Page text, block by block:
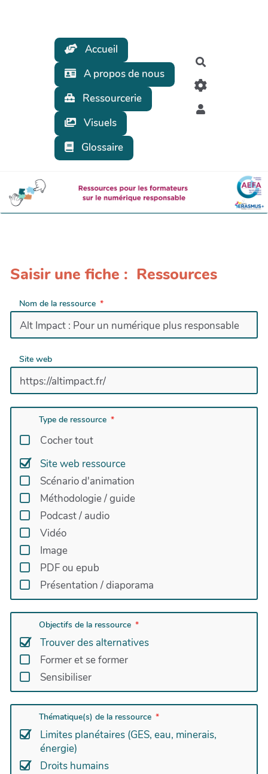
Accueil
A propos de nous
Ressourcerie
Visuels
Glossaire
Saisir une fiche : Ressources
Nom de la ressource
Site web
Type de ressource
Cocher tout
Site web ressource
Scénario d'animation
Méthodologie / guide
Podcast / audio
Vidéo
Image
PDF ou epub
Présentation / diaporama
Objectifs de la ressource
Trouver des alternatives
Former et se former
Sensibiliser
Thématique(s) de la ressource
Limites planétaires (GES, eau, minerais,
énergie)
Droits humains